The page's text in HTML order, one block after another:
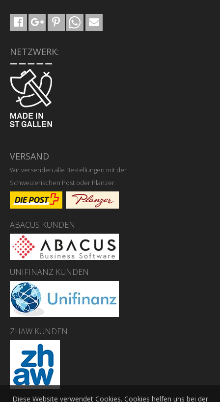
Diese Website verwendet Cookies. Cookies helfen uns bei der
NETZWERK:
VERSAND
Wir versenden alle Bestellungen mit der
Schweizerischen Post oder Planzer.
ABACUS KUNDEN
UNIFINANZ KUNDEN
ZHAW KUNDEN